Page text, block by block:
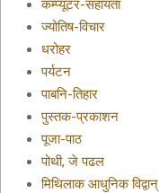
कम्प्यूटर-सहायता
ज्योतिष-विचार
धरोहर
पर्यटन
पाबनि-तिहार
पुस्तक-प्रकाशन
पूजा-पाठ
पोथी, जे पढल
मिथिलाक आधुनिक विद्वान्